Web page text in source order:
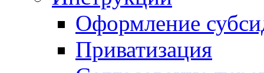
Оформление
Приватизация